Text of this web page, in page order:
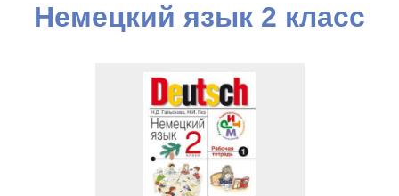
Немецкий язык 2 класс